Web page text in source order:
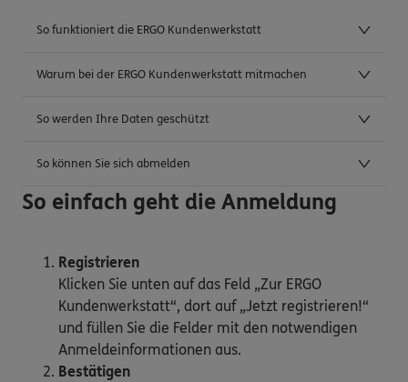
So funktioniert die ERGO Kundenwerkstatt
Warum bei der ERGO Kundenwerkstatt mitmachen
So werden Ihre Daten geschützt
So können Sie sich abmelden
So einfach geht die Anmeldung
Registrieren
Klicken Sie unten auf das Feld „Zur ERGO
Kundenwerkstatt“, dort auf „Jetzt registrieren!“
und füllen Sie die Felder mit den notwendigen
Anmeldeinformationen aus.
Bestätigen